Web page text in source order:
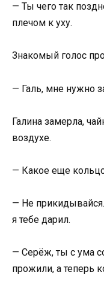
— Ты чего так
плечом к уху.
Знакомый голос
— Галь, мне нужно
Галина замерла,
воздухе.
— Какое еще
— Не
я тебе дарил.
— Серёж, ты с ума
прожили, а теперь